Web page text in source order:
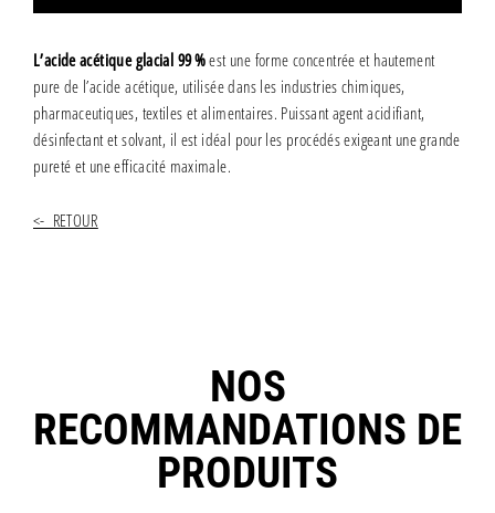
L’acide acétique glacial 99 %est une forme concentrée et hautement
pure de l’acide acétique, utilisée dans les industries chimiques,
pharmaceutiques, textiles et alimentaires. Puissant agent acidifiant,
désinfectant et solvant, il est idéal pour les procédés exigeant une grande
pureté et une efficacité maximale.
<- RETOUR
NOS
RECOMMANDATIONS DE
PRODUITS